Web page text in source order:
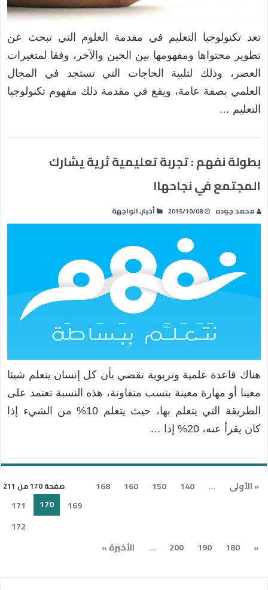
تعد تكنولوجيا التعليم في مقدمة العلوم التي تبحث عن
تطوير محتواها ومفهومها بين الحين والآخر، وفقا لمتغيرات
العصر، وذلك لتلبية الحاجات التي تستجد في المجال
العلمي بصفة عامة، ويقع في مقدمة ذلك مفهوم تكنولوجيا
التعليم …
بطولة نفهم : تجربة تعليمية ثرية يشارك
المجتمع في نجاحها!
محمد جوده 2015/10/08 أخبار,الواجهة
هناك قاعدة علمية وتربوية تقضي بأن كل إنسان يتعلم شيئا
معينا أو مهارة معينة بنسب متفاوتة، هذه النسبة تعتمد على
الطريقة التي يتعلم بها، حيث يتعلم 10% من الشيء إذا
كان يقرأ عنه، 20% إذا …
صفحة 170 من 211 « الأولى ...
140
150
160
168
169
170
171
172
»
180
190
200
... الأخيرة »